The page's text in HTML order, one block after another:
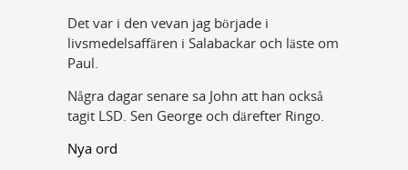
Det var i den vevan jag började i
livsmedelsaffären i Salabackar och läste om
Paul.
Några dagar senare sa John att han också
tagit LSD. Sen George och därefter Ringo.
Nya ord